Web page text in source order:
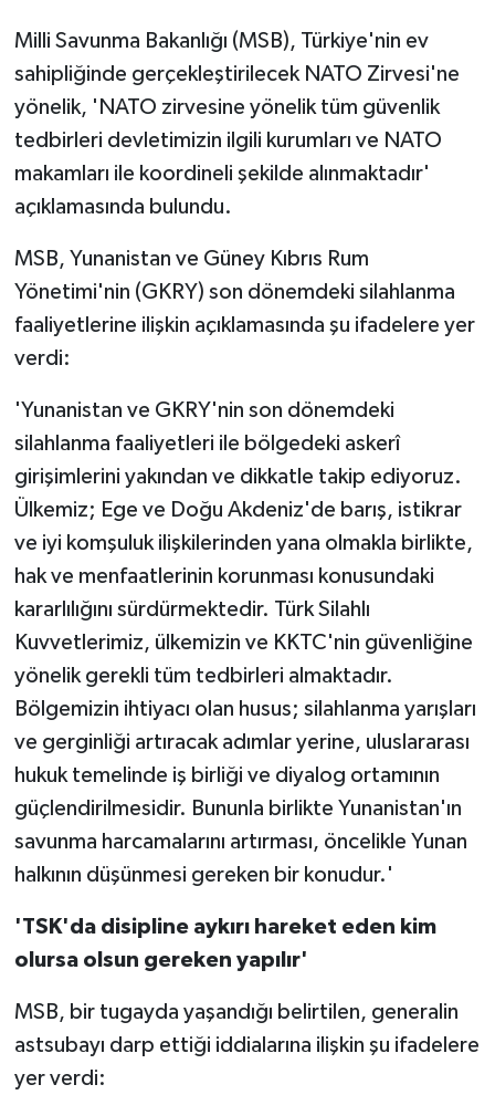
Milli Savunma Bakanlığı (MSB), Türkiye'nin ev
sahipliğinde gerçekleştirilecek NATO Zirvesi'ne
yönelik, 'NATO zirvesine yönelik tüm güvenlik
tedbirleri devletimizin ilgili kurumları ve NATO
makamları ile koordineli şekilde alınmaktadır'
açıklamasında bulundu.
MSB, Yunanistan ve Güney Kıbrıs Rum
Yönetimi'nin (GKRY) son dönemdeki silahlanma
faaliyetlerine ilişkin açıklamasında şu ifadelere yer
verdi:
'Yunanistan ve GKRY'nin son dönemdeki
silahlanma faaliyetleri ile bölgedeki askerî
girişimlerini yakından ve dikkatle takip ediyoruz.
Ülkemiz; Ege ve Doğu Akdeniz'de barış, istikrar
ve iyi komşuluk ilişkilerinden yana olmakla birlikte,
hak ve menfaatlerinin korunması konusundaki
kararlılığını sürdürmektedir. Türk Silahlı
Kuvvetlerimiz, ülkemizin ve KKTC'nin güvenliğine
yönelik gerekli tüm tedbirleri almaktadır.
Bölgemizin ihtiyacı olan husus; silahlanma yarışları
ve gerginliği artıracak adımlar yerine, uluslararası
hukuk temelinde iş birliği ve diyalog ortamının
güçlendirilmesidir. Bununla birlikte Yunanistan'ın
savunma harcamalarını artırması, öncelikle Yunan
halkının düşünmesi gereken bir konudur.'
'TSK'da disipline aykırı hareket eden kim
olursa olsun gereken yapılır'
MSB, bir tugayda yaşandığı belirtilen, generalin
astsubayı darp ettiği iddialarına ilişkin şu ifadelere
yer verdi: